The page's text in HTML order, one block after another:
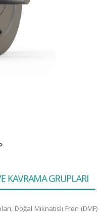
E KAVRAMAGRUPLAR
Doğal Mıknatıslı Fren (DMF)